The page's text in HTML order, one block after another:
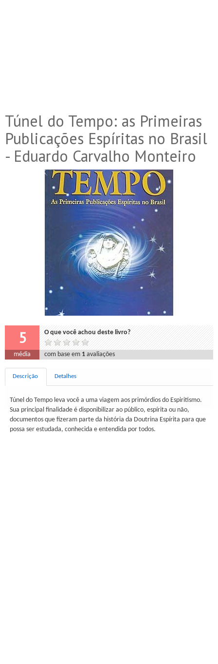
Túnel do Tempo: as Primeiras
Publicações Espíritas no Brasil
- Eduardo Carvalho Monteiro
5 O que você achou deste livro?
média com base em 1 avaliações
Descrição Detalhes
Túnel do Tempo leva você a uma viagem aos primórdios do Espiritismo.
Sua principal finalidade é disponibilizar ao público, espírita ou não,
documentos que fizeram parte da história da Doutrina Espírita para que
possa ser estudada, conhecida e entendida por todos.